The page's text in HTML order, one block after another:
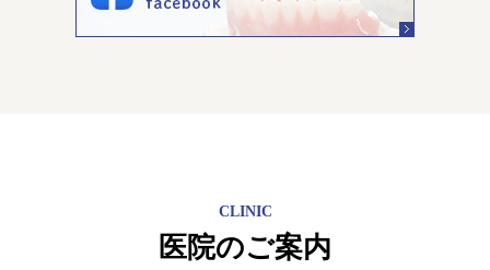
CLINIC
医院のご案内